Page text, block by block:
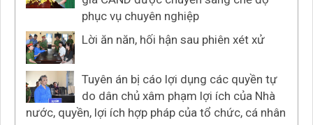
phục vụ chuyên nghiệp
Lời ăn năn, hối hận sau phiên xét xử
Tuyên án bị cáo lợi dụng các quyền tự
do dân chủ xâm phạm lợi ích của Nhà
nước, quyền, lợi ích hợp pháp của tổ chức, cá nhân